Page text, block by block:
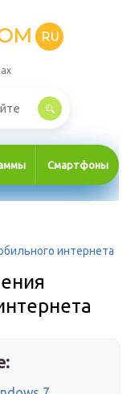
RU
Смартфоны
интернета